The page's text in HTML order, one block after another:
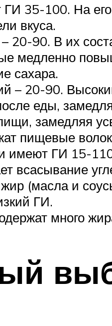
35-100. На
вкуса.
20-90. В их
медленно
сахара.
– 20-90.
еды,
замедляя
пищевые
имеют ГИ 15-
всасывание
(масла и
ГИ.
много